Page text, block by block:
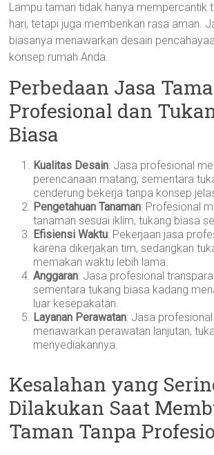
Lampu taman tidak hanya mempercantik
hari, tetapi juga memberikan rasa aman.
biasanya menawarkan desain
konsep rumah Anda.
Perbedaan Jasa
Profesional dan
Biasa
Kualitas Desain: Jasa profesional
perencanaan matang, sementara
cenderung bekerja tanpa konsep
Pengetahuan Tanaman: Profesional
tanaman sesuai iklim, tukang biasa
Efisiensi Waktu: Pekerjaan jasa
karena dikerjakan tim, sedangkan
memakan waktu lebih lama.
Anggaran: Jasa profesional
sementara tukang biasa kadang
luar kesepakatan.
Layanan Perawatan: Jasa
menawarkan perawatan lanjutan,
menyediakannya.
Kesalahan yang
Dilakukan Saat
Taman Tanpa